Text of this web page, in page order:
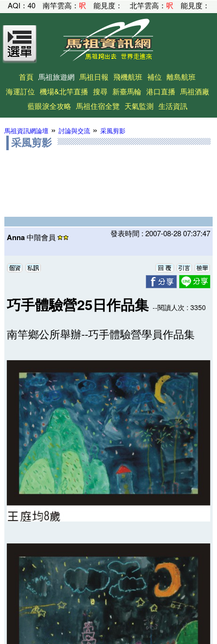
AQI：40 南竿雲高：呎能見度：北竿雲高：呎能見度：
首頁 馬祖旅遊網 馬祖日報 飛機航班 補位 離島航班
海運訂位 機場&北竿直播 搜尋 新臺馬輪 港口直播 馬祖酒廠
藍眼淚全攻略 馬祖住宿全覽 天氣監測 生活資訊
馬祖資訊網論壇» 討論與交流» 采風剪影
采風剪影
Anna中階會員 發表時間 : 2007-08-28 07:37:47
巧手體驗營25日作品集 --閱讀人次 : 3350
南竿鄉公所舉辦--巧手體驗營學員作品集